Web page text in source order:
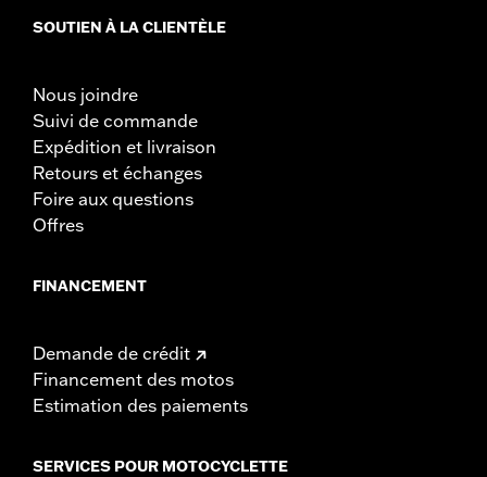
SOUTIEN À LA CLIENTÈLE
Nous joindre
Suivi de commande
Expédition et livraison
Retours et échanges
Foire aux questions
Offres
FINANCEMENT
Demande de crédit
Financement des motos
Estimation des paiements
SERVICES POUR MOTOCYCLETTE